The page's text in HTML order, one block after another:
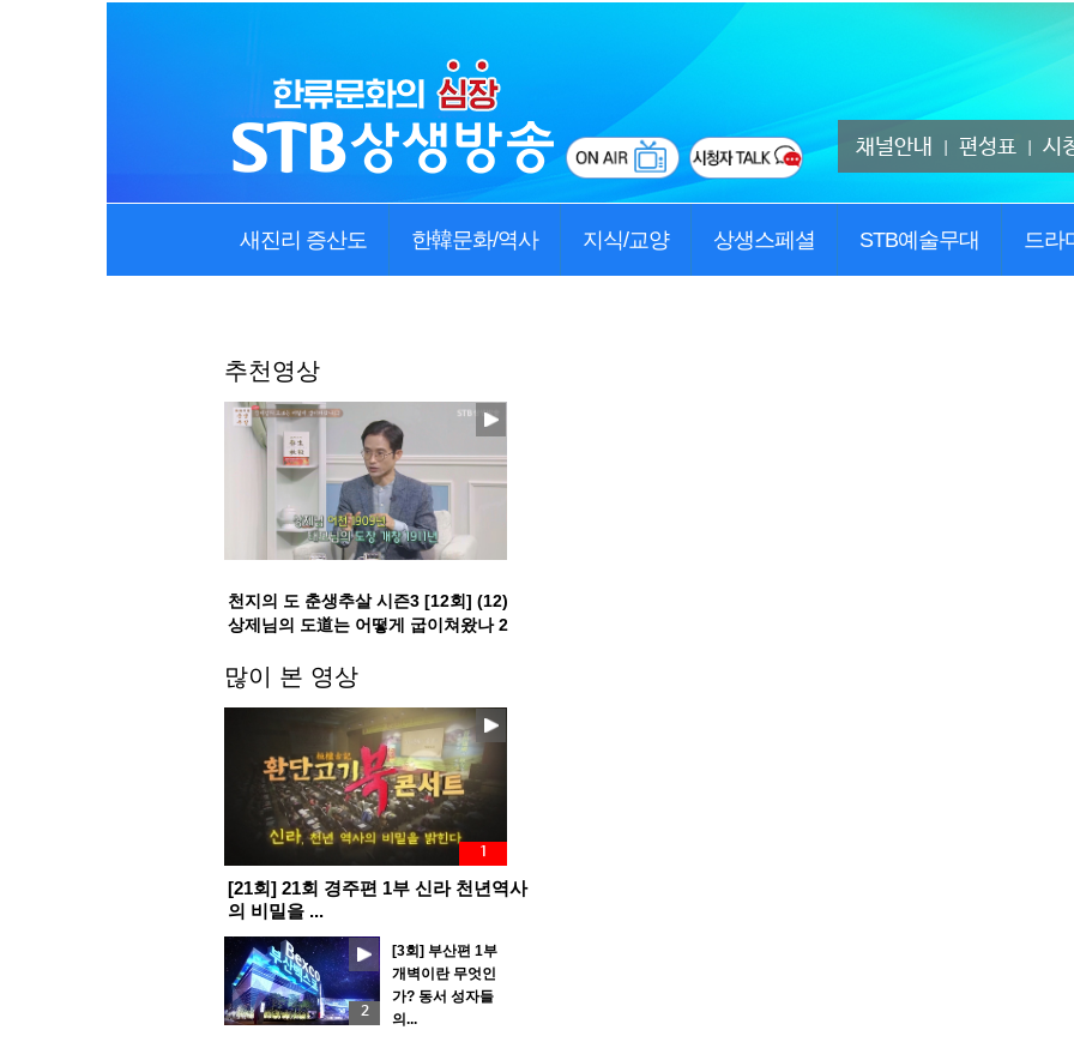
채널안내 편성표 시
새진리 증산도 한韓문화/역사 지식/교양 상생스페셜 STB예술무대 드라
추천영상
천지의 도 춘생추살 시즌3 [12회] (12)
상제님의 도道는 어떻게 굽이쳐왔나 2
많이 본 영상
1
[21회] 21회 경주편 1부 신라 천년역사
의 비밀을 ...
2
[3회] 부산편 1부
개벽이란 무엇인
가? 동서 성자들
의...